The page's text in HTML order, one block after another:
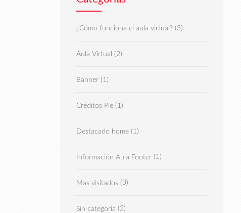
¿Cómo funciona el aula virtual? (3)
Aula Virtual (2)
Banner (1)
Creditos Pie (1)
Destacado home (1)
Información Aula Footer (1)
Mas visitados (3)
Sin categoría (2)